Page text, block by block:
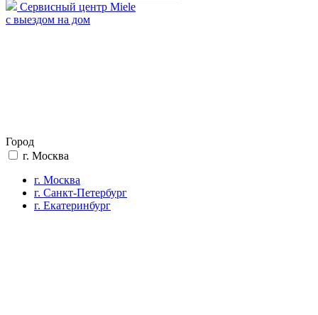
Сервисный центр Miele
с выездом на дом
Город
г. Москва
г. Москва
г. Санкт-Петербург
г. Екатеринбург